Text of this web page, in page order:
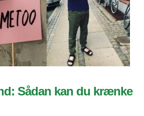
Sådan kan du krænke